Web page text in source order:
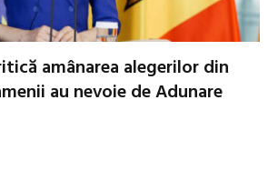
amânarea alegerilor din
au nevoie de Adunare